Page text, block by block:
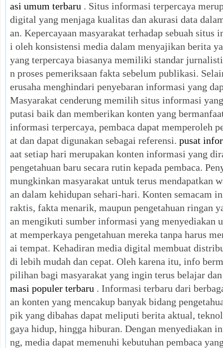
asi umum terbaru . Situs informasi terpercaya
digital yang menjaga kualitas dan akurasi data
an. Kepercayaan masyarakat terhadap sebuah situs
i oleh konsistensi media dalam menyajikan berita
yang terpercaya biasanya memiliki standar
n proses pemeriksaan fakta sebelum publikasi.
erusaha menghindari penyebaran informasi yang
Masyarakat cenderung memilih situs informasi
putasi baik dan memberikan konten yang
informasi terpercaya, pembaca dapat memperoleh
at dan dapat digunakan sebagai referensi. pusat
aat setiap hari merupakan konten informasi yang
pengetahuan baru secara rutin kepada pembaca.
mungkinkan masyarakat untuk terus mendapatkan
an dalam kehidupan sehari-hari. Konten semacam
raktis, fakta menarik, maupun pengetahuan ringan
an mengikuti sumber informasi yang menyediakan
at memperkaya pengetahuan mereka tanpa harus
ai tempat. Kehadiran media digital membuat
di lebih mudah dan cepat. Oleh karena itu, info
pilihan bagi masyarakat yang ingin terus belajar
masi populer terbaru . Informasi terbaru dari
an konten yang mencakup banyak bidang
pik yang dibahas dapat meliputi berita aktual,
gaya hidup, hingga hiburan. Dengan menyediakan
ng, media dapat memenuhi kebutuhan pembaca